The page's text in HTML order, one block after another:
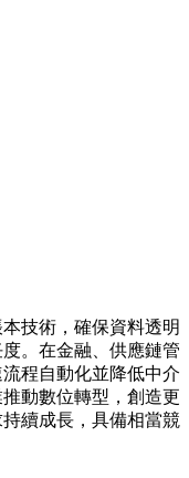
技術，確保資料透明
。在金融、供應鏈管
程自動化並降低中介
動數位轉型，創造更
續成長，具備相當競